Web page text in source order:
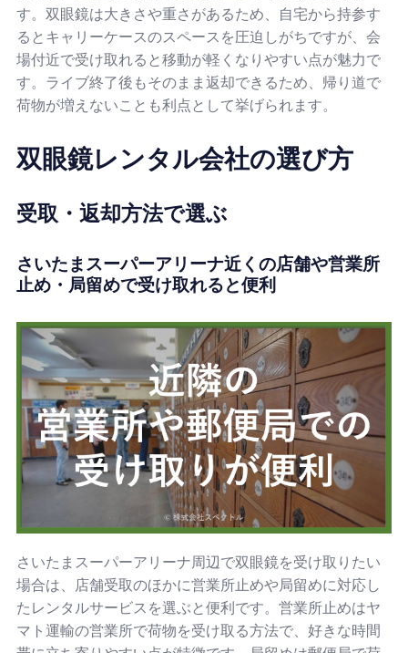
す。双眼鏡は大きさや重さがあるため、自宅から持参す
るとキャリーケースのスペースを圧迫しがちですが、会
場付近で受け取れると移動が軽くなりやすい点が魅力で
す。ライブ終了後もそのまま返却できるため、帰り道で
荷物が増えないことも利点として挙げられます。
双眼鏡レンタル会社の選び方
受取・返却方法で選ぶ
さいたまスーパーアリーナ近くの店舗や営業所
止め・局留めで受け取れると便利
さいたまスーパーアリーナ周辺で双眼鏡を受け取りたい
場合は、店舗受取のほかに営業所止めや局留めに対応し
たレンタルサービスを選ぶと便利です。営業所止めはヤ
マト運輸の営業所で荷物を受け取る方法で、好きな時間